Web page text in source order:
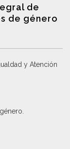
de
de género
y Atención